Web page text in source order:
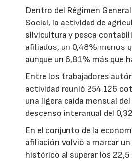
Dentro del Régimen
Social, la actividad de
silvicultura y pesca
afiliados, un 0,48% menos
aunque un 6,81% más que
Entre los trabajadores
actividad reunió 254.126
una ligera caída mensual
descenso interanual del
En el conjunto de la
afiliación volvió a marcar
histórico al superar los 22,5